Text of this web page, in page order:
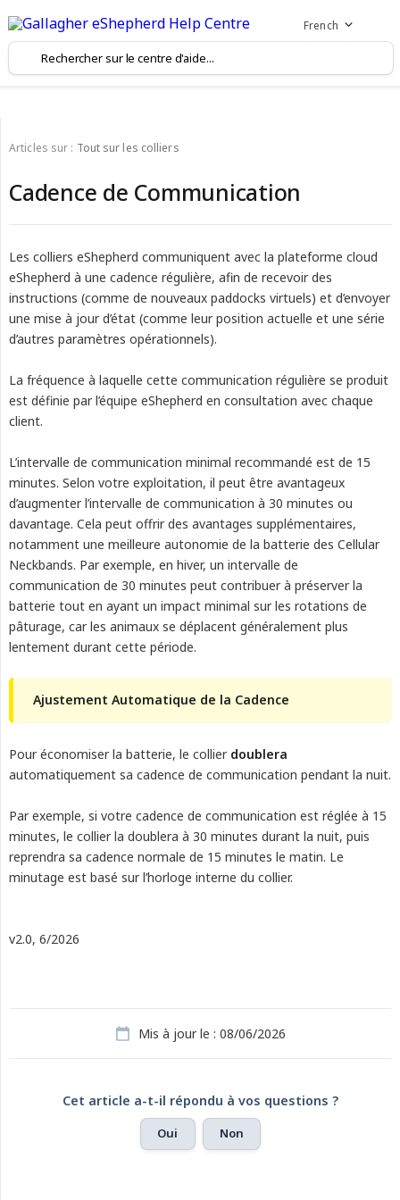
French
Articles sur : Tout sur les colliers
Cadence de Communication
Les colliers eShepherd communiquent avec la plateforme cloud
eShepherd à une cadence régulière, afin de recevoir des
instructions (comme de nouveaux paddocks virtuels) et d’envoyer
une mise à jour d’état (comme leur position actuelle et une série
d’autres paramètres opérationnels).
La fréquence à laquelle cette communication régulière se produit
est définie par l’équipe eShepherd en consultation avec chaque
client.
L’intervalle de communication minimal recommandé est de 15
minutes. Selon votre exploitation, il peut être avantageux
d’augmenter l’intervalle de communication à 30 minutes ou
davantage. Cela peut offrir des avantages supplémentaires,
notamment une meilleure autonomie de la batterie des Cellular
Neckbands. Par exemple, en hiver, un intervalle de
communication de 30 minutes peut contribuer à préserver la
batterie tout en ayant un impact minimal sur les rotations de
pâturage, car les animaux se déplacent généralement plus
lentement durant cette période.
Ajustement Automatique de la Cadence
Pour économiser la batterie, le collier doublera
automatiquement sa cadence de communication pendant la nuit.
Par exemple, si votre cadence de communication est réglée à 15
minutes, le collier la doublera à 30 minutes durant la nuit, puis
reprendra sa cadence normale de 15 minutes le matin. Le
minutage est basé sur l’horloge interne du collier.
v2.0, 6/2026
Mis à jour le : 08/06/2026
Cet article a-t-il répondu à vos questions ?
Oui Non